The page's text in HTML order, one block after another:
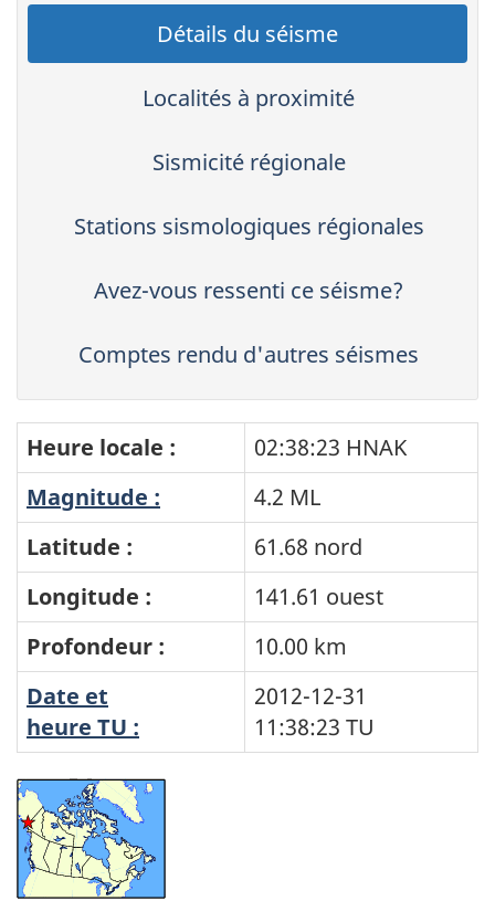
Détails du séisme
Localités à proximité
Sismicité régionale
Stations sismologiques régionales
Avez-vous ressenti ce séisme?
Comptes rendu d'autres séismes
Heure locale :
02:38:23 HNAK
Magnitude :
4.2 ML
Latitude :
61.68 nord
Longitude :
141.61 ouest
Profondeur :
10.00 km
Date et
heure TU :
2012-12-31
11:38:23 TU